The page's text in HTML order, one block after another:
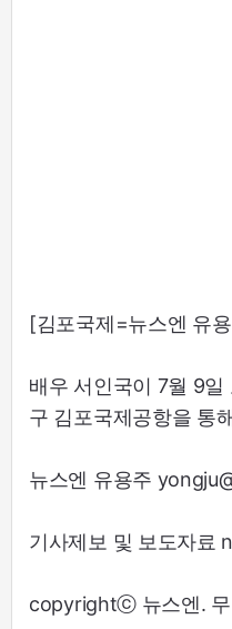
[김포국제=뉴스엔 유
배우 서인국이 7월 9일
구 김포국제공항을 통
뉴스엔 유용주
기사제보 및 보도자료
copyrightⓒ 뉴스엔. 무